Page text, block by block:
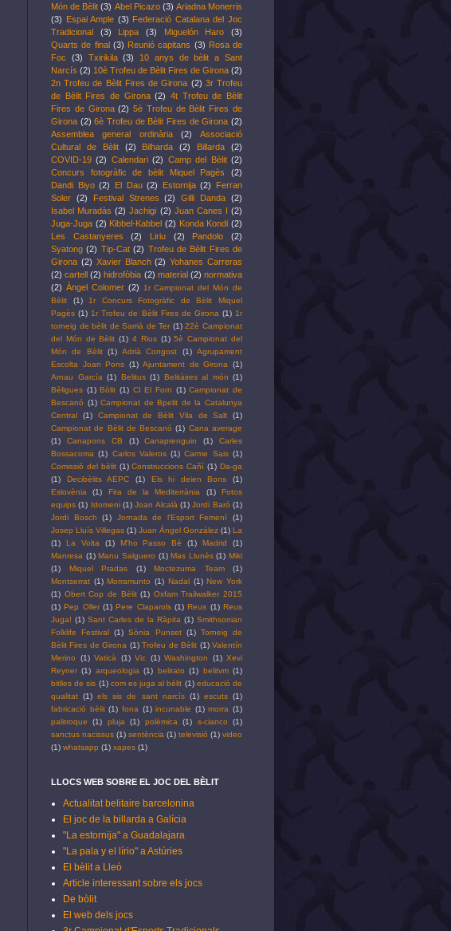
Món de Bèlit (3) Abel Picazo (3) Ariadna Monerris
(3) Espai Ample (3) Federació Catalana del Joc
Tradicional
(3) Lippa (3) Miguelón Haro
(3)
Quarts de final (3) Reunió capitans (3) Rosa de
Foc
(3) Txirikila (3)
10 anys de bèlit a Sant
Narcís (2) 10è Trofeu de Bèlit Fires de Girona (2)
2n Trofeu de Bèlit Fires de Girona (2) 3r Trofeu
de Bèlit Fires de Girona (2) 4t Trofeu de Bèlit
Fires de Girona (2) 5è Trofeu de Bèlit Fires de
Girona (2) 6è Trofeu de Bèlit Fires de Girona (2)
Assemblea general ordinària
(2)
Associació
Cultural de Bèlit
(2) Bilharda (2) Billarda
(2)
COVID-19 (2) Calendari (2) Camp del Bèlit (2)
Concurs fotogràfic de bèlit Miquel Pagès
(2)
Dandi Biyo (2) El Dau (2) Estornija (2)
Ferran
Soler (2) Festival Strenes (2) Gilli Danda (2)
Isabel Muradàs (2) Jachigi (2) Juan Canes I (2)
Juga-Juga (2) Kibbel-Kabbel (2) Konda Kondi (2)
Les Castanyeres
(2) Liriu (2) Pandolo
(2)
Syatong (2) Tip-Cat (2) Trofeu de Bèlit Fires de
Girona (2) Xavier Blanch (2) Yohanes Carreras
(2) cartell (2) hidrofòbia (2) material (2) normativa
(2) Àngel Colomer (2)
1r Campionat del Món de
Bèlit
(1)
1r Concurs Fotogràfic de Bèlit Miquel
Pagès (1) 1r Trofeu de Bèlit Fires de Girona (1) 1r
torneig de bèlit de Sarrià de Ter (1) 22è Campionat
del Món de Bèlit (1) 4 Rius (1) 5è Campionat del
Món de Bèlit (1) Adrià Congost (1) Agrupament
Escolta Joan Pons (1) Ajuntament de Girona
(1)
Arnau García (1) Belitus (1) Belitàires al món (1)
Bèligues (1) Bòlit (1) CI El Forn (1) Campionat de
Bescanó (1) Campionat de Bpelit de la Catalunya
Central
(1) Campionat de Bèlit Vila de Salt
(1)
Campionat de Bèlit de Bescanó (1) Cana average
(1)
Canapons CB (1) Canaprenguin (1)
Carles
Bossacoma (1) Carlos Valeros (1) Carme Sais (1)
Comissió del bèlit (1) Construccions Cañí (1) Da-ga
(1)
Decibèlits AEPC (1) Els hi deien Bons
(1)
Eslovènia
(1) Fira de la Mediterrània (1)
Fotos
equips (1) Idomeni (1) Joan Alcalà (1) Jordi Baró (1)
Jordi Bosch
(1) Jornada de l'Esport Femení
(1)
Josep Lluís Villegas (1) Juan Ángel González (1) La
(1)
La Volta (1) M'ho Passo Bé (1) Madrid
(1)
Manresa (1) Manu Salguero (1) Mas Llunès (1) Miki
(1)
Miquel Pradas (1) Moctezuma Team
(1)
Montserrat (1) Morramunto (1) Nadal (1) New York
(1) Obert Cop de Bèlit (1) Oxfam Trailwalker 2015
(1) Pep Oller (1) Pere Claparols (1) Reus (1) Reus
Juga! (1) Sant Carles de la Ràpita (1) Smithsonian
Folklife Festival (1) Sònia Punset (1) Torneig de
Bèlit Fires de Girona (1) Trofeu de Bèlit (1) Valentín
Merino
(1) Vaticà (1) Vic (1) Washington (1) Xevi
Reyner (1) arqueologia (1) belirato (1) belitvm (1)
bitlles de sis (1) com es juga al bèlit (1) educació de
qualitat (1) els sis de sant narcís (1) escuts (1)
fabricació bèlit (1) fona (1) incunable (1) morra (1)
palitroque
(1) pluja (1) polèmica (1) s-cianco
(1)
sanctus nacissus (1) sentència (1) televisió (1) video
(1) whatsapp (1) xapes (1)
LLOCS WEB SOBRE EL JOC DEL BÈLIT
Actualitat belitaire barcelonina
El joc de la billarda a Galícia
"La estornija" a Guadalajara
"La pala y el lírio" a Astúries
El bèlit a Lleó
Article interessant sobre els jocs
De bòlit
El web dels jocs